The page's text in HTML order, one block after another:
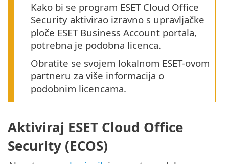
Kako bi se program ESET Cloud Office
Security aktivirao izravno s upravljačke
ploče ESET Business Account portala,
potrebna je podobna licenca.
Obratite se svojem lokalnom ESET-ovom
partneru za više informacija o
podobnim licencama.
Aktiviraj ESET Cloud Office
Security (ECOS)